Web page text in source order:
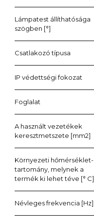
Lámpatest állíthatósága
szögben [°]
Csatlakozó típusa
IP védettségi fokozat
Foglalat
A használt vezetékek
keresztmetszete [mm2]
Környezeti hőmérséklet-
tartomány, melynek a
termék ki lehet téve [° C]
Névleges frekvencia [Hz]